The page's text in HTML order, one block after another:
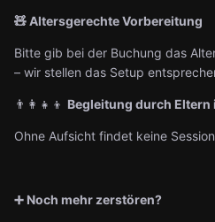
🧸 Altersgerechte Vorbereitung
Bitte gib bei der Buchung das
– wir stellen das Setup
👨‍👩‍👧‍👦 Begleitung durch
Ohne Aufsicht findet keine
➕ Noch mehr zerstören?